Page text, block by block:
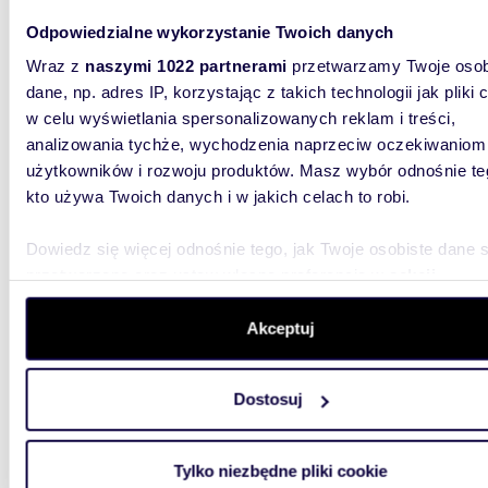
Odpowiedzialne wykorzystanie Twoich danych
Wraz z naszymi 1022 partnerami przetwarzamy Twoje
dane, np. adres IP, korzystając z takich technologii jak pliki
w celu wyświetlania spersonalizowanych reklam i treści,
analizowania tychże, wychodzenia naprzeciw oczekiwaniom
użytkowników i rozwoju produktów. Masz wybór odnośnie
kto używa Twoich danych i w jakich celach to robi.
Dowiedz się więcej odnośnie tego, jak Twoje osobiste dane
szczegółów. W Deklaracji plików cookie możesz zmienić
wycofać swoją zgodę w dowolnej chwili.
aby oferować funkcje społecznościowe i analizować ruch w
witrynie. Informacje o tym, jak korzystasz z naszej witryny,
analitycznym. Partnerzy mogą połączyć te informacje z
Akceptuj
Dostosuj
Tylko niezbędne pliki cookie
Działka 2938 m² z budynkiem do remontu w
Błoniu
799
dużą
WYRÓŻNIONE 5331